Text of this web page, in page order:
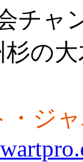
チャ
の
・ジ